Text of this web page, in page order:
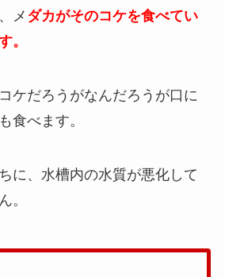
メ ダカがそのコケを食べてい
。
ケだろうがなんだろうが口に
食べます。
に、水槽内の水質が悪化して
。